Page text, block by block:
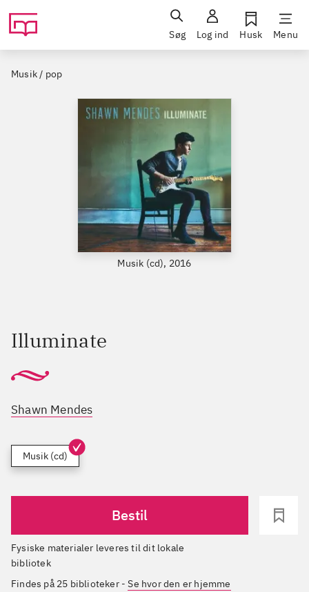
Søg Log ind Husk Menu
Musik / pop
Musik (cd), 2016
Illuminate
Shawn Mendes
Musik (cd)
Bestil
Fysiske materialer leveres til dit lokale
bibliotek
Findes på 25 biblioteker-Se hvor den er hjemme